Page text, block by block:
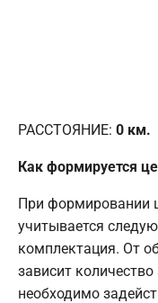
РАССТОЯНИЕ: 0 км.
Как формируется
При формировании
учитывается
комплектация. От
зависит
необходимо